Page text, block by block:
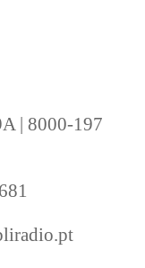
| 8000-197